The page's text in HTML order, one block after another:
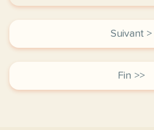
Suivant >
Fin >>